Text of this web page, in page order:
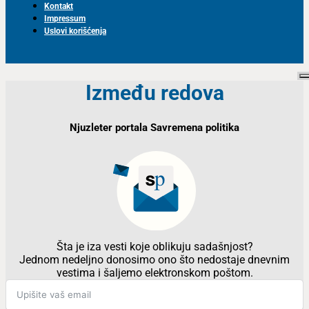
Kontakt
Impressum
Uslovi korišćenja
Između redova
Njuzleter portala Savremena politika
Šta je iza vesti koje oblikuju sadašnjost?
Jednom nedeljno donosimo ono što nedostaje dnevnim
vestima i šaljemo elektronskom poštom.